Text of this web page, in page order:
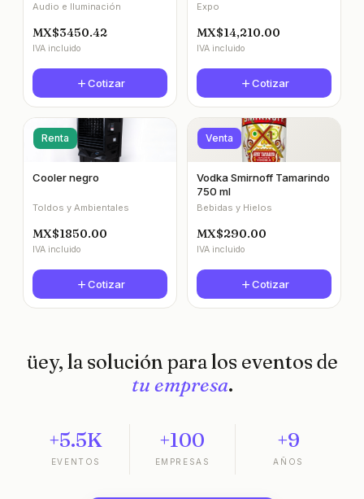
Audio e Iluminación
MX$3450.42
IVA incluido
Cotizar
Expo
MX$14,210.00
IVA incluido
Cotizar
Renta
Cooler negro
Toldos y Ambientales
MX$1850.00
IVA incluido
Cotizar
Venta
Vodka Smirnoff Tamarindo
750 ml
Bebidas y Hielos
MX$290.00
IVA incluido
Cotizar
üey, la solución para los eventos de
tu empresa.
+5.5K
EVENTOS
+100
EMPRESAS
+9
AÑOS